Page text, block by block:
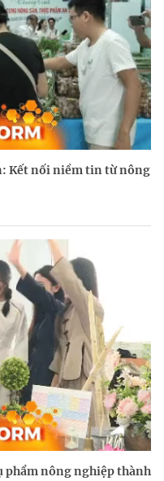
Kết nối niềm tin từ nông
phẩm nông nghiệp thành